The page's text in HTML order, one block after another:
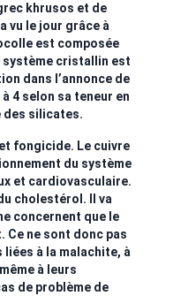
khrusos et de
vu le jour grâce à
est composée
système cristallin est
dans l’annonce de
4 selon sa teneur en
des silicates.
fongicide. Le cuivre
du système
et cardiovasculaire.
cholestérol. Il va
concernent que le
Ce ne sont donc pas
à la malachite, à
à leurs
de problème de